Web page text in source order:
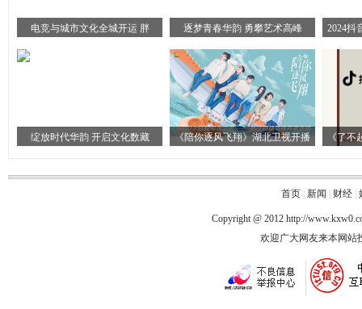
电竞与城市文化全城开运 胖 逐梦青春华韵 勇攀艺术高峰 2024抖
绽放时代华韵 开启文化数藏 《陪你逐风飞翔》湖北卫视开播 《了
首页| 新闻 财经|
Copyright @ 2012 http://
欢迎广大网友来本网站